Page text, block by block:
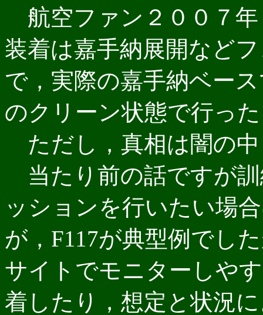
航空ファン２００７
装着は嘉手納展開など
で，実際の嘉手納ベー
のクリーン状態で行っ
ただし，真相は闇の
当たり前の話ですが
ッションを行いたい場
が，F117が典型例でし
サイトでモニターしや
着したり，想定と状況